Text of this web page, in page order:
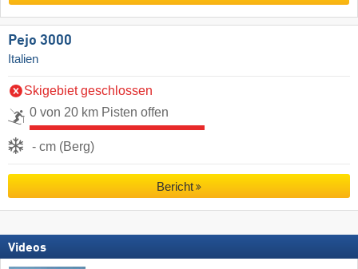
Pejo 3000
Italien
Skigebiet geschlossen
0 von 20 km Pisten offen
- cm (Berg)
Bericht
Videos